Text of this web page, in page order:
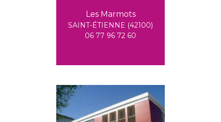
Les Marmots
SAINT-ÉTIENNE (42100)
06 77 96 72 60